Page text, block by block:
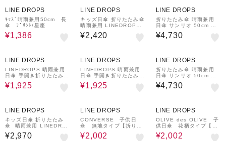
ight はっ水 携帯しやす
い 持ち運び便利 安全手
開き 57190
LINE DROPS
ｷｯｽﾞ晴雨兼用50cm 長
傘 ﾌﾟﾘﾝﾄ/星座
¥1,386
LINE DROPS
キッズ日傘 折りたたみ傘
晴雨兼用 LINEDROPS
55cm 手開き式 UVカッ
ト率＆遮光率99.9％以上
トート型収納バッグ 通学
54783 54784 54785 5
4786 54787
¥2,420
LINE DROPS
折りたたみ傘 晴雨兼用
日傘 サンリオ 50cm 手
開き式 UVカット率10
0％ 遮光率99.99％以上
¥4,730
LINE DROPS
LINEDROPS 晴雨兼用
日傘 手開き折りたたみ傘
レディース メンズ キッ
ズ UVカット率＆遮光率9
ubble はっ水 携帯しや
すい 持ち運び便利 安全
手開き 57186
¥1,925
LINE DROPS
LINEDROPS 晴雨兼用
日傘 手開き折りたたみ傘
レディース メンズ キッ
ズ UVカット率＆遮光率9
t はっ水 携帯しやすい 持
ち運び便利 安全手開き 5
7185
¥1,925
LINE DROPS
折りたたみ傘 晴雨兼用
日傘 サンリオ 50cm 手
開き式 UVカット率10
0％ 遮光率99.99％以上
¥4,730
LINE DROPS
キッズ日傘 折りたたみ
傘 晴雨兼用 LINEDRO
PS 55cm 手開き式 UV
カット率＆遮光率99.9％
¥2,970
LINE DROPS
CONVERSE 子供日
傘 無地タイプ【折りた
たみ傘】ブラック
¥2,002
LINE DROPS
OLIVE des OLIVE 子
供日傘 花柄タイプ【折
りたたみ傘】ミント
¥2,002